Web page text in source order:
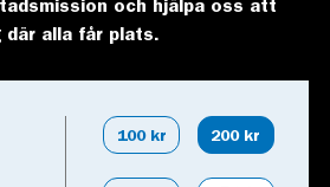
och hjälpa oss att
där alla får plats.
100 kr 200 kr